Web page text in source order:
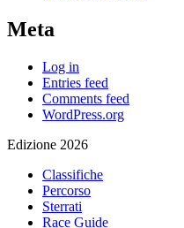
Meta
Log in
Entries feed
Comments feed
WordPress.org
Edizione 2026
Classifiche
Percorso
Sterrati
Race Guide